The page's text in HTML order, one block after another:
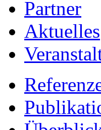
Partner
Aktuelles